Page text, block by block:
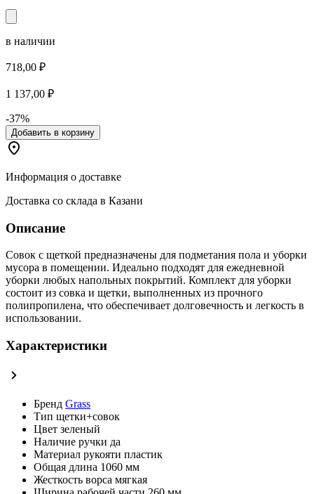
в наличии
718,00 ₽
1 137,00 ₽
-37%
Добавить в корзину
Информация о доставке
Доставка со склада в Казани
Описание
Совок с щеткой предназначены для подметания пола и уборки
мусора в помещении. Идеально подходят для ежедневной
уборки любых напольных покрытий. Комплект для уборки
состоит из совка и щетки, выполненных из прочного
полипропилена, что обеспечивает долговечность и легкость в
использовании.
Характеристики
Бренд Grass
Тип щетки+совок
Цвет зеленый
Наличие ручки да
Материал рукояти пластик
Общая длина 1060 мм
Жесткость ворса мягкая